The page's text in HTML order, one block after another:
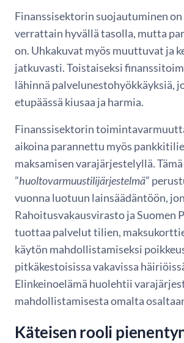
Finanssisektorin suojautuminen
verrattain hyvällä tasolla, mutta
on. Uhkakuvat myös muuttuvat ja
jatkuvasti. Toistaiseksi
lähinnä palvelunestohyökkäyksiä,
etupäässä kiusaa ja harmia.
Finanssisektorin
aikoina parannettu myös
maksamisen varajärjestelyllä. Tämä
”huoltovarmuustilijärjestelmä”
vuonna luotuun lainsäädäntöön,
Rahoitusvakaus­virasto ja Suomen
tuottaa palvelut tilien,
käytön mahdollistamiseksi
pitkäkestoisissa vakavissa
Elinkeinoelämä huolehtii
mahdollistamisesta omalta
Käteisen rooli